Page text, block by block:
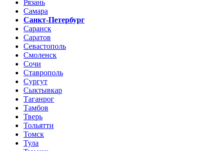
Рязань
Самара
Санкт-Петербург
Саранск
Саратов
Севастополь
Смоленск
Сочи
Ставрополь
Сургут
Сыктывкар
Таганрог
Тамбов
Тверь
Тольятти
Томск
Тула